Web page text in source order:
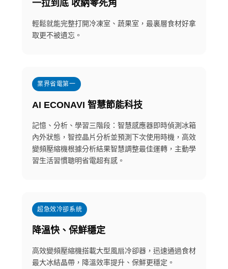
一拉到底 收納零死角
輕鬆就能完整打開冷凍室、蔬果室，最裏層食材好拿
取更不被遺忘。
業界省電第一
AI ECONAVI 智慧節能科技
記憶、分析、學習三階段：智慧感應器即時偵測冰箱
內外狀態，智控晶片分析並預測下次使用時機，高效
變頻壓縮機根據分析結果智慧調整最佳運轉，主動學
習生活習慣聰明省電超有感。
超急效冷卻系統
降溫快、保鮮穩定
高效變頻壓縮機搭載大型風扇冷卻器，迅速通過食材
最大冰結晶帶，降溫效率提升、保鮮更穩定。